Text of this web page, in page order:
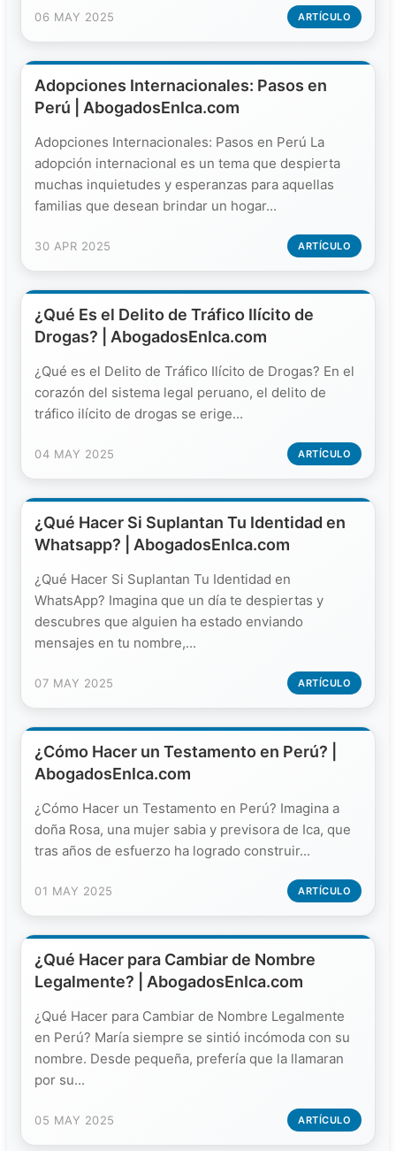
06 MAY 2025 ARTÍCULO
Adopciones Internacionales: Pasos en
Perú | AbogadosEnIca.com
Adopciones Internacionales: Pasos en Perú La
adopción internacional es un tema que despierta
muchas inquietudes y esperanzas para aquellas
familias que desean brindar un hogar...
30 APR 2025 ARTÍCULO
¿Qué Es el Delito de Tráfico Ilícito de
Drogas? | AbogadosEnIca.com
¿Qué es el Delito de Tráfico Ilícito de Drogas? En el
corazón del sistema legal peruano, el delito de
tráfico ilícito de drogas se erige...
04 MAY 2025 ARTÍCULO
¿Qué Hacer Si Suplantan Tu Identidad en
Whatsapp? | AbogadosEnIca.com
¿Qué Hacer Si Suplantan Tu Identidad en
WhatsApp? Imagina que un día te despiertas y
descubres que alguien ha estado enviando
mensajes en tu nombre,...
07 MAY 2025 ARTÍCULO
¿Cómo Hacer un Testamento en Perú? |
AbogadosEnIca.com
¿Cómo Hacer un Testamento en Perú? Imagina a
doña Rosa, una mujer sabia y previsora de Ica, que
tras años de esfuerzo ha logrado construir...
01 MAY 2025 ARTÍCULO
¿Qué Hacer para Cambiar de Nombre
Legalmente? | AbogadosEnIca.com
¿Qué Hacer para Cambiar de Nombre Legalmente
en Perú? María siempre se sintió incómoda con su
nombre. Desde pequeña, prefería que la llamaran
por su...
05 MAY 2025 ARTÍCULO